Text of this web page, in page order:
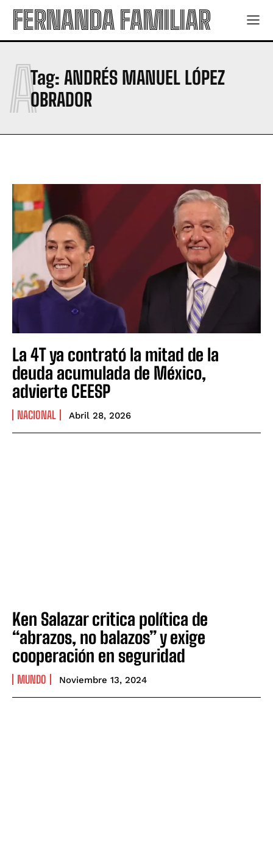
FERNANDA FAMILIAR
Tag: ANDRÉS MANUEL LÓPEZ
OBRADOR
A
La 4T ya contrató la mitad de la
deuda acumulada de México,
advierte CEESP
NACIONAL Abril 28, 2026
Ken Salazar critica política de
“abrazos, no balazos” y exige
cooperación en seguridad
MUNDO Noviembre 13, 2024